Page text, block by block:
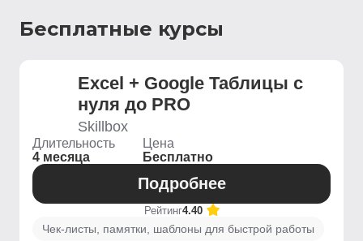
Бесплатные курсы
Excel + Google Таблицы с
нуля до PRO
Skillbox
Длительность
4 месяца
Цена
Бесплатно
Подробнее
Рейтинг4.40
Чек-листы, памятки, шаблоны для быстрой работы